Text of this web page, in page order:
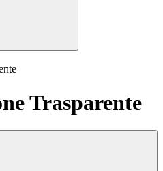
Trasparente